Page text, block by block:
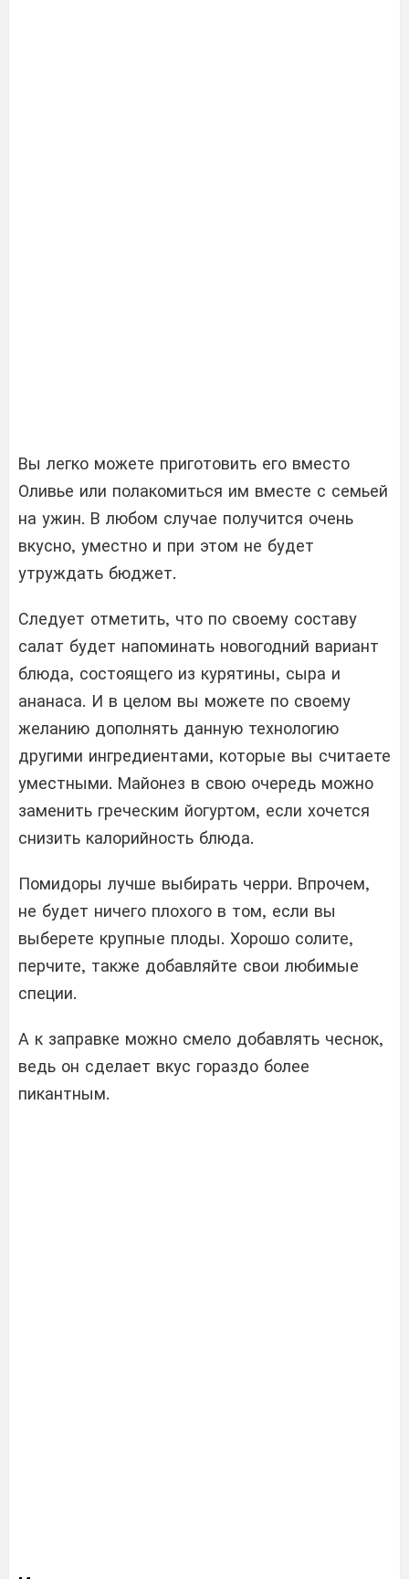
Вы легко можете приготовить его вместо
Оливье или полакомиться им вместе с семьей
на ужин. В любом случае получится очень
вкусно, уместно и при этом не будет
утруждать бюджет.
Следует отметить, что по своему составу
салат будет напоминать новогодний вариант
блюда, состоящего из курятины, сыра и
ананаса. И в целом вы можете по своему
желанию дополнять данную технологию
другими ингредиентами, которые вы считаете
уместными. Майонез в свою очередь можно
заменить греческим йогуртом, если хочется
снизить калорийность блюда.
Помидоры лучше выбирать черри. Впрочем,
не будет ничего плохого в том, если вы
выберете крупные плоды. Хорошо солите,
перчите, также добавляйте свои любимые
специи.
А к заправке можно смело добавлять чеснок,
ведь он сделает вкус гораздо более
пикантным.